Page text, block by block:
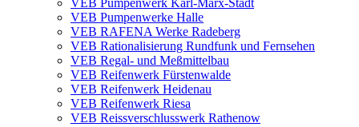
VEB Pumpenwerk Karl-Marx-Stadt
VEB Pumpenwerke Halle
VEB RAFENA Werke Radeberg
VEB Rationalisierung Rundfunk und Fernsehen
VEB Regal- und Meßmittelbau
VEB Reifenwerk Fürstenwalde
VEB Reifenwerk Heidenau
VEB Reifenwerk Riesa
VEB Reissverschlusswerk Rathenow